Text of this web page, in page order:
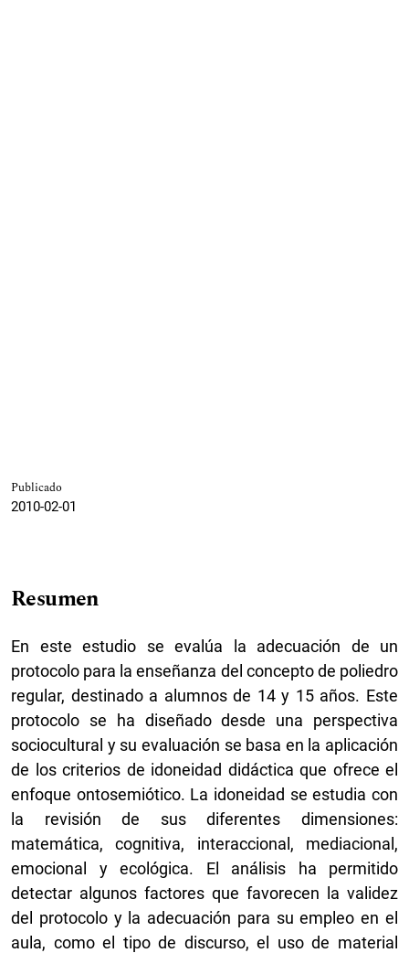
Publicado
2010-02-01
Resumen
En este estudio se evalúa la adecuación de un
protocolo para la enseñanza del concepto de poliedro
regular, destinado a alumnos de 14 y 15 años. Este
protocolo se ha diseñado desde una perspectiva
sociocultural y su evaluación se basa en la aplicación
de los criterios de idoneidad didáctica que ofrece el
enfoque ontosemiótico. La idoneidad se estudia con
la revisión de sus diferentes dimensiones:
matemática, cognitiva, interaccional, mediacional,
emocional y ecológica. El análisis ha permitido
detectar algunos factores que favorecen la validez
del protocolo y la adecuación para su empleo en el
aula, como el tipo de discurso, el uso de material